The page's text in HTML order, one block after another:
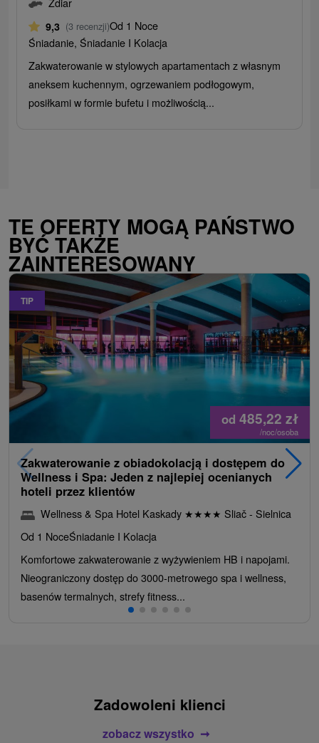
9,3 (3 recenzji)Od 1 Noce
Śniadanie, Śniadanie I Kolacja
Zakwaterowanie w stylowych apartamentach z własnym
aneksem kuchennym, ogrzewaniem podłogowym,
posiłkami w formie bufetu i możliwością...
TE OFERTY MOGĄ PAŃSTWO
BYĆ TAKŻE
ZAINTERESOWANY
TIP
od 485,22 zł
/noc/osoba
Zakwaterowanie z obiadokolacją i dostępem do
Wellness i Spa: Jeden z najlepiej ocenianych
hoteli przez klientów
Wellness & Spa Hotel Kaskady ★★★★ Sliač - Sielnica
Od 1 NoceŚniadanie I Kolacja
Komfortowe zakwaterowanie z wyżywieniem HB i napojami.
Nieograniczony dostęp do 3000-metrowego spa i wellness,
basenów termalnych, strefy fitness...
Zadowoleni klienci
zobacz wszystko